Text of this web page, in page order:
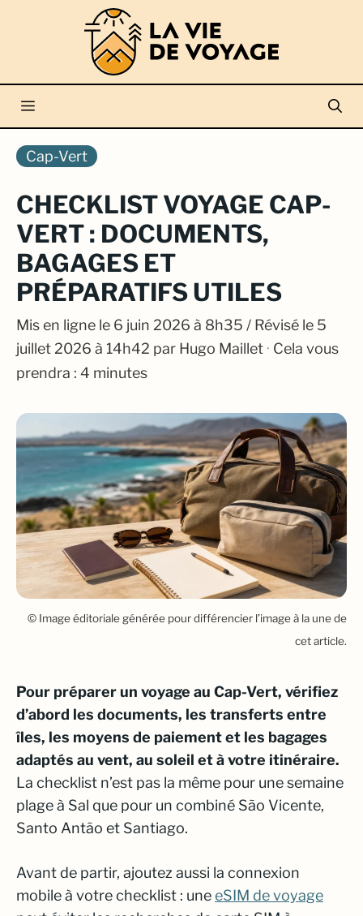
Menu
Cap-Vert
CHECKLIST VOYAGE CAP-
VERT : DOCUMENTS,
BAGAGES ET
PRÉPARATIFS UTILES
Mis en ligne le 6 juin 2026 à 8h35 / Révisé le 5
juillet 2026 à 14h42 par Hugo Maillet · Cela vous
prendra : 4 minutes
© Image éditoriale générée pour différencier l’image à la une de
cet article.
Pour préparer un voyage au Cap-Vert, vérifiez
d’abord les documents, les transferts entre
îles, les moyens de paiement et les bagages
adaptés au vent, au soleil et à votre itinéraire.
La checklist n’est pas la même pour une semaine
plage à Sal que pour un combiné São Vicente,
Santo Antão et Santiago.
Avant de partir, ajoutez aussi la connexion
mobile à votre checklist : uneeSIM de voyage